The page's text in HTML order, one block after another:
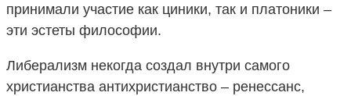
принимали участие как циники, так и платоники –
эти эстеты философии.
Либерализм некогда создал внутри самого
христианства антихристианство – ренессанс,